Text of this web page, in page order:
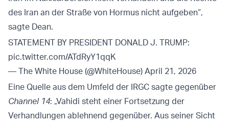
des Iran an der Straße von Hormus nicht aufgeben“,
sagte Dean.
STATEMENT BY PRESIDENT DONALD J. TRUMP:
pic.twitter.com/ATdRyY1qqK
— The White House (@WhiteHouse) April 21, 2026
Eine Quelle aus dem Umfeld der IRGC sagte gegenüber
Channel 14: „Vahidi steht einer Fortsetzung der
Verhandlungen ablehnend gegenüber. Aus seiner Sicht